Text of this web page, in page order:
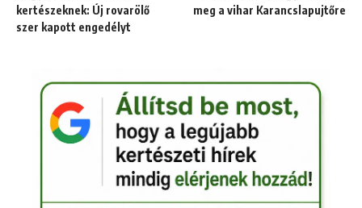
kertészeknek: Új rovarölő
szer kapott engedélyt
meg a vihar Karancslapujtőre